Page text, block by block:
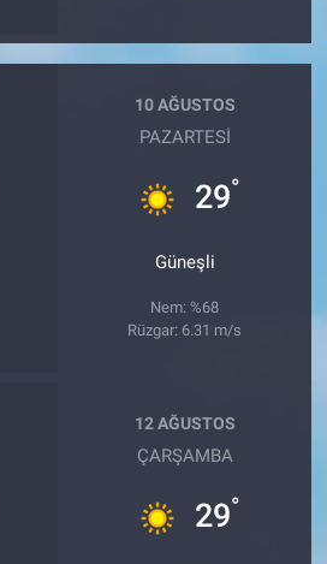
10 AĞUSTOS
PAZARTESI
29°
Güneşli
Nem: %68
Rüzgar: 6.31 m/s
12 AĞUSTOS
ÇARŞAMBA
29°